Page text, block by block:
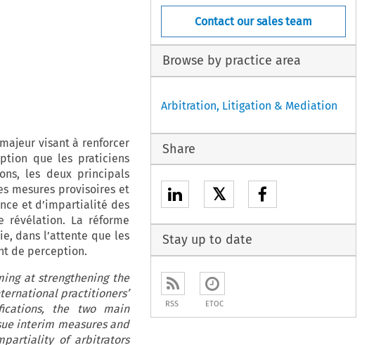
visant à renforcer
que les praticiens
les deux principals
mesures provisoires et
et d’impartialité des
révélation. La réforme
dans l’attente que les
de perception.
at strengthening the
practitioners’
the two main
interim measures and
of arbitrators
Contact our sales team
Browse by practice area
Arbitration, Litigation & Mediation
Share
𝕏
Stay up to date
RSS ETOC